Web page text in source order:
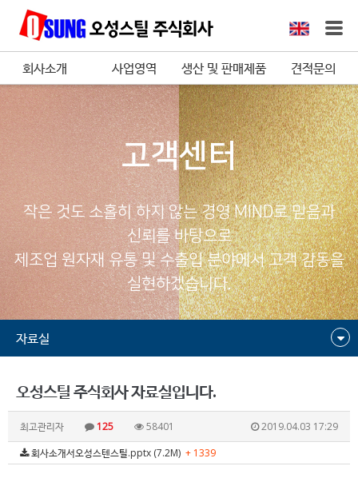
회사소개 사업영역 생산 및 판매제품 견적문의
고객센터
작은 것도 소홀히 하지 않는 경영 MIND로 믿음과
신뢰를 바탕으로
제조업 원자재 유통 및 수출입 분야에서 고객 감동을
실현하겠습니다.
자료실
오성스틸 주식회사 자료실입니다.
최고관리자 125 58401
2019.04.03 17:29
회사소개서오성스텐스틸.pptx (7.2M) + 1339